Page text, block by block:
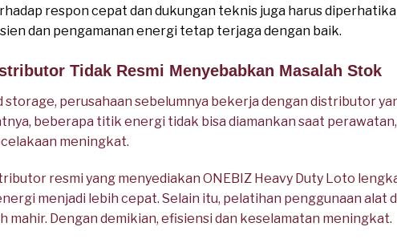
respon cepat dan dukungan teknis juga harus
dan pengamanan energi tetap terjaga dengan baik.
Tidak Resmi Menyebabkan Masalah Stok
storage, perusahaan sebelumnya bekerja dengan distributor
beberapa titik energi tidak bisa diamankan saat
meningkat.
resmi yang menyediakan ONEBIZ Heavy Duty Loto
menjadi lebih cepat. Selain itu, pelatihan penggunaan alat
mahir. Dengan demikian, efisiensi dan keselamatan meningkat.